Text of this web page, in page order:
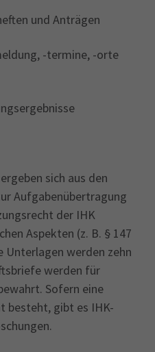
und Anträgen
-termine, -orte
sich aus den
Aufgabenübertragung
der IHK
Aspekten (z. B. § 147
Unterlagen werden zehn
werden für
Sofern eine
besteht, gibt es IHK-